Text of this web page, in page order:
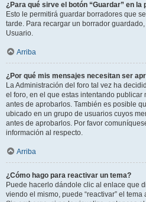
¿Para qué sirve el botón “Guardar” en la
Esto le permitirá guardar borradores que
tarde. Para recargar un borrador
Usuario.
Arriba
¿Por qué mis mensajes necesitan ser
La Administración del foro tal vez ha
el foro, en el que estas intentando
antes de aprobarlos. También es posible
ubicado en un grupo de usuarios cuyos
antes de aprobarlos. Por favor
información al respecto.
Arriba
¿Cómo hago para reactivar un tema?
Puede hacerlo dándole clic al enlace que
viendo el mismo, puede “reactivar” el